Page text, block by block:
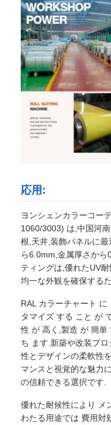
応用:
ヨンシェンカラーコー
1060/3003) は,中国河
根,天井,装飾パネルに
ら6.0mm,金属厚さか
ティングは,優れたUV
均一な外観を確保する
RAL カラーチャート
タマイズ する こと が
性 が 高く,製造 が 簡
ち ます.新築や改装プ
性とデザインの柔軟性
マンスと視覚的な魅力
の信頼できる選択です.
優れた耐候性により メ
わたる用途では 費用対